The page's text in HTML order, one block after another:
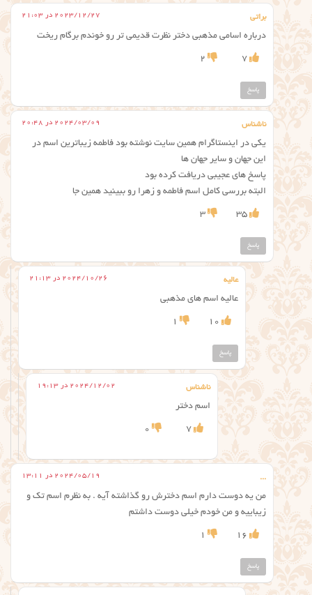
براتی 2023/12/27 در 21:03
درباره اسامی مذهبی دختر نظرت قدیمی تر رو خوندم برگام ریخت
7
2
پاسخ
ناشناس 2024/03/09 در 20:48
یکی در اینستاگرام همین سایت نوشته بود فاطمه زیباترین اسم در
این جهان و سایر جهان ها
پاسخ های عجیبی دریافت کرده بود
البته بررسی کامل اسم فاطمه و زهرا رو ببینید همین جا
35
3
پاسخ
عالیه 2024/10/26 در 21:13
عالیه اسم های مذهبی
10
1
پاسخ
ناشناس 2024/12/02 در 19:13
اسم دختر
7
0
... 2024/05/19 در 13:11
من یه دوست دارم اسم دخترش رو گذاشته آیه . به نظرم اسم تک و
زیباییه و من خودم خیلی دوست داشتم
16
1
پاسخ